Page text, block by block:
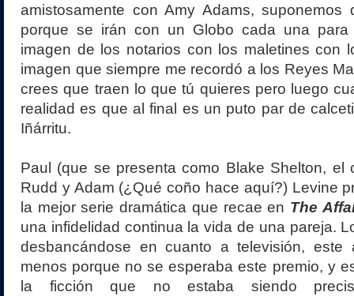
amistosamente con Amy Adams, suponemos
porque se irán con un Globo cada una
imagen de los notarios con los maletines con
imagen que siempre me recordó a los Reyes
crees que traen lo que tú quieres pero luego
realidad es que al final es un puto par de
Iñárritu.
Paul (que se presenta como Blake Shelton,
Rudd y Adam (¿Qué coño hace aquí?) Levine
la mejor serie dramática que recae en The
una infidelidad continua la vida de una pareja.
desbancándose en cuanto a televisión,
menos porque no se esperaba este premio, y
la ficción que no estaba siendo